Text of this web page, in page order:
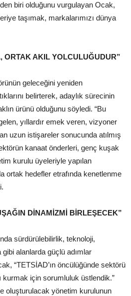
biri olduğunu vurgulayan Ocak,
taşımak, markalarımızı dünya
ORTAK AKIL YOLCULUĞUDUR”
geleceğini yeniden
belirterek, adaylık sürecinin
ürünü olduğunu söyledi. “Bu
yıllardır emek veren, vizyoner
uzun istişareler sonucunda atılmış
kanaat önderleri, genç kuşak
kurulu üyeleriyle yapılan
ortak hedefler etrafında kenetlenme
DİNAMİZMİ BİRLEŞECEK”
sürdürülebilirlik, teknoloji,
alanlarda güçlü adımlar
“TETSİAD’ın öncülüğünde sektörü
kurmak için sorumluluk üstlendik.”
oluşturulacak yönetim kurulunun